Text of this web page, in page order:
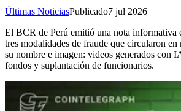
Últimas NoticiasPublicado7 jul 2026
El BCR de Perú emitió una nota informativa
tres modalidades de fraude que circularon en
su nombre e imagen: videos generados con
fondos y suplantación de funcionarios.